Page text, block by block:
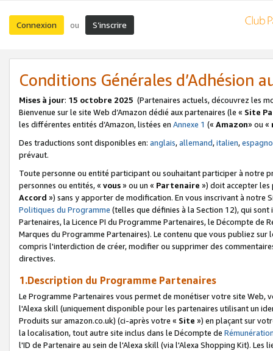
Connexion ou S’inscrire
Conditions Générales d’Adhésion
Mises à jour: 15 octobre 2025 (Partenaires actuels, découvrez les
Bienvenue sur le site Web d’Amazon dédié aux partenaires (le « Site
les différentes entités d’Amazon, listées en Annexe 1 (« Amazon» ou «
Des traductions sont disponibles en: anglais,allemand,italien,
prévaut.
Toute personne ou entité participant ou souhaitant participer à notre
personnes ou entités, « vous» ou un « Partenaire ») doit accepter les
Accord ») sans y apporter de modification. En vous inscrivant à notre
Politiques du Programme (telles que définies à la Section 12), qui
Partenaires, la Licence PI du Programme Partenaires, le Décompte de
Marques du Programme Partenaires). Le contenu que vous publiez
compris l'interdiction de créer, modifier ou supprimer des
directives.
1.Description du Programme Partenaires
Le Programme Partenaires vous permet de monétiser votre site Web,
l'Alexa skill (uniquement disponible pour les partenaires utilisant un
Produits sur amazon.co.uk) (ci-après votre « Site ») en plaçant sur
la localisation, tout autre site inclus dans le Décompte de
l'ID de Partenaire au sein de l'Alexa skill (via l'Alexa Shopping Kit).